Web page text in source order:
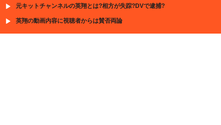
元キットチャンネルの英翔とは?相方が失踪?DVで逮捕?
英翔の動画内容に視聴者からは賛否両論